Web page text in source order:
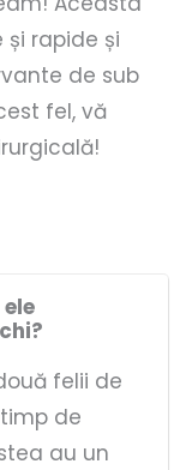
rapide și
de sub
fel, vă
felii de
de
au un